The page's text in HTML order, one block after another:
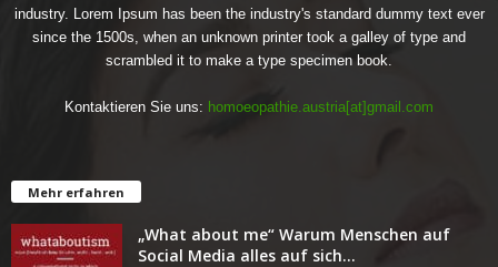
industry. Lorem Ipsum has been the industry's standard dummy text ever
since the 1500s, when an unknown printer took a galley of type and
scrambled it to make a type specimen book.
Kontaktieren Sie uns: homoeopathie.austria[at]gmail.com
Mehr erfahren
„What about me“ Warum Menschen auf
Social Media alles auf sich...